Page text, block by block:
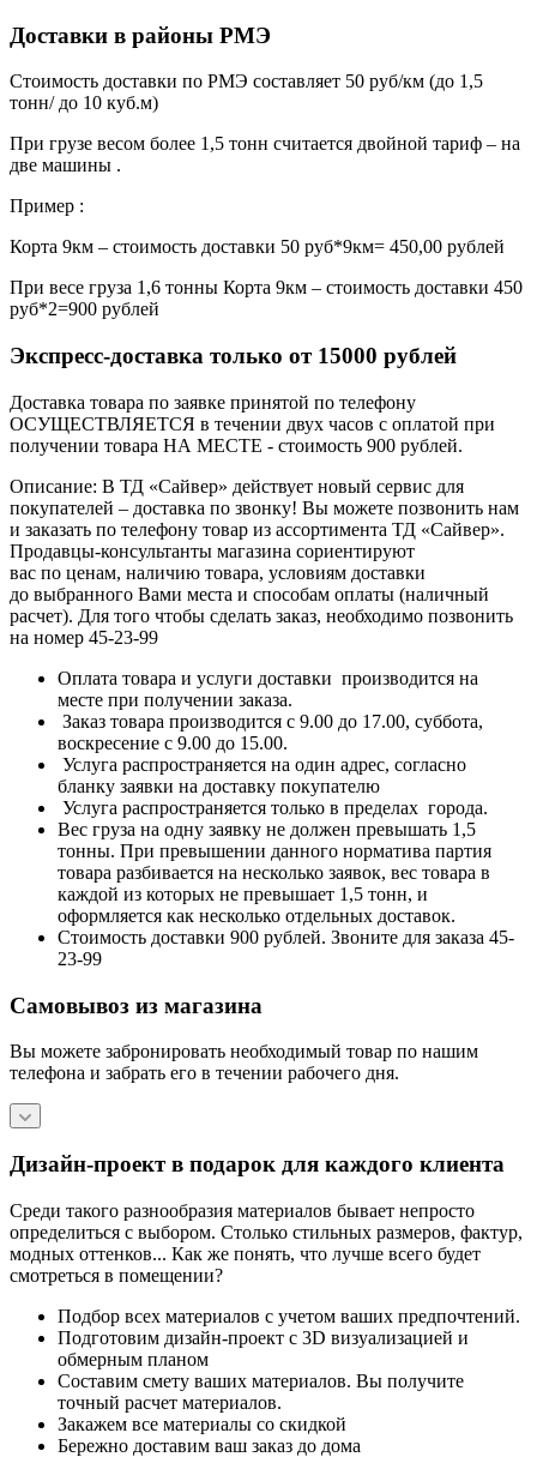
Доставки в районы РМЭ
Стоимость доставки по РМЭ составляет 50 руб/км (до 1,5
тонн/ до 10 куб.м)
При грузе весом более 1,5 тонн считается двойной тариф – на
две машины .
Пример :
Корта 9км – стоимость доставки 50 руб*9км= 450,00 рублей
При весе груза 1,6 тонны Корта 9км – стоимость доставки 450
руб*2=900 рублей
Экспресс-доставка только от 15000 рублей
Доставка товара по заявке принятой по телефону
ОСУЩЕСТВЛЯЕТСЯ в течении двух часов с оплатой при
получении товара НА МЕСТЕ - стоимость 900 рублей.
Описание: В ТД «Сайвер» действует новый сервис для
покупателей – доставка по звонку! Вы можете позвонить нам
и заказать по телефону товар из ассортимента ТД «Сайвер».
Продавцы-консультанты магазина сориентируют
вас по ценам, наличию товара, условиям доставки
до выбранного Вами места и способам оплаты (наличный
расчет). Для того чтобы сделать заказ, необходимо позвонить
на номер 45-23-99
Оплата товара и услуги доставки производится на
месте при получении заказа.
Заказ товара производится с 9.00 до 17.00, суббота,
воскресение с 9.00 до 15.00.
Услуга распространяется на один адрес, согласно
бланку заявки на доставку покупателю
Услуга распространяется только в пределах города.
Вес груза на одну заявку не должен превышать 1,5
тонны. При превышении данного норматива партия
товара разбивается на несколько заявок, вес товара в
каждой из которых не превышает 1,5 тонн, и
оформляется как несколько отдельных доставок.
Стоимость доставки 900 рублей. Звоните для заказа 45-
23-99
Самовывоз из магазина
Вы можете забронировать необходимый товар по нашим
телефона и забрать его в течении рабочего дня.
Дизайн-проект в подарок для каждого клиента
Среди такого разнообразия материалов бывает непросто
определиться с выбором. Столько стильных размеров, фактур,
модных оттенков... Как же понять, что лучше всего будет
смотреться в помещении?
Подбор всех материалов с учетом ваших предпочтений.
Подготовим дизайн-проект с 3D визуализацией и
обмерным планом
Составим смету ваших материалов. Вы получите
точный расчет материалов.
Закажем все материалы со скидкой
Бережно доставим ваш заказ до дома